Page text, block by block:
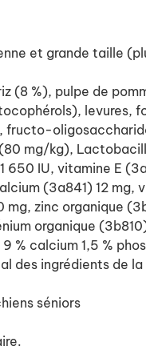
et grande taille
(8 %), pulpe de
levures,
fructo-
mg/kg),
650 IU, vitamine E
(3a841) 12
zinc organique
organique
calcium 1,5 %
des ingrédients de
séniors